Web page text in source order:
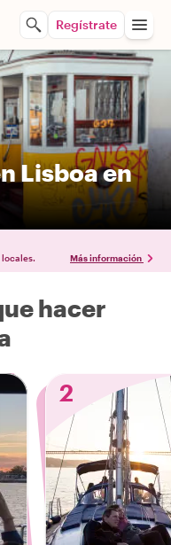
Regístrate
Lisboa en
locales. Más información
hacer
2